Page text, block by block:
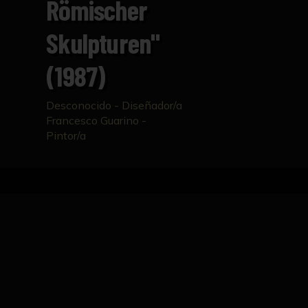
Römischer
Skulpturen"
(1987)
Desconocido - Diseñador/a
Francesco Guarino -
Pintor/a